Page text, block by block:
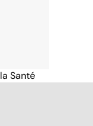
Santé